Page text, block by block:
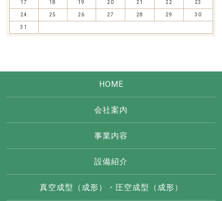
17 18 19 20 21 22 23
24 25 26 27 28 29 30
31
HOME
会社案内
事業内容
設備紹介
真空成型（成形）・圧空成型（成形）